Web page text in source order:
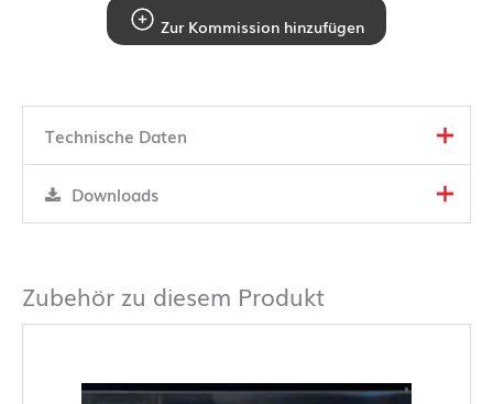
Zur Kommission hinzufügen
Technische Daten
Downloads
Zubehör zu diesem Produkt